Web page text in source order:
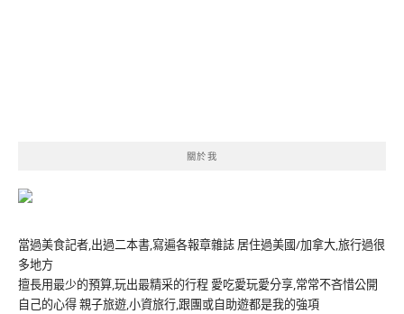
關於我
當過美食記者,出過二本書,寫遍各報章雜誌 居住過美國/加拿大,旅行過很
多地方
擅長用最少的預算,玩出最精采的行程 愛吃愛玩愛分享,常常不吝惜公開
自己的心得 親子旅遊,小資旅行,跟團或自助遊都是我的強項